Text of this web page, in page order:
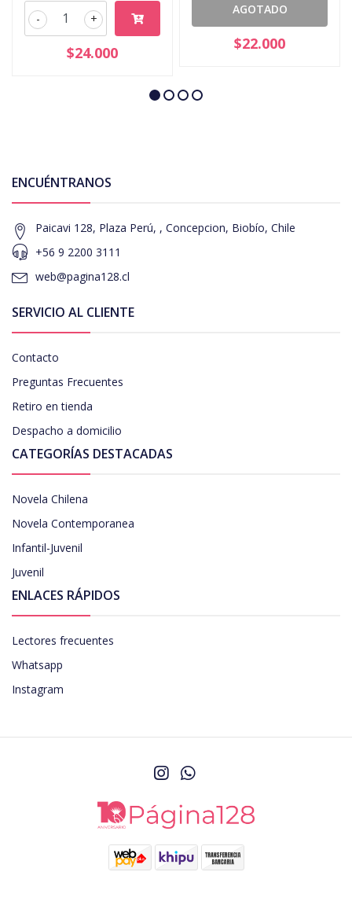
+
-
$24.000
AGOTADO
$22.000
ENCUÉNTRANOS
Paicavi 128, Plaza Perú, , Concepcion, Biobío, Chile
+56 9 2200 3111
web@pagina128.cl
SERVICIO AL CLIENTE
Contacto
Preguntas Frecuentes
Retiro en tienda
Despacho a domicilio
CATEGORÍAS DESTACADAS
Novela Chilena
Novela Contemporanea
Infantil-Juvenil
Juvenil
ENLACES RÁPIDOS
Lectores frecuentes
Whatsapp
Instagram